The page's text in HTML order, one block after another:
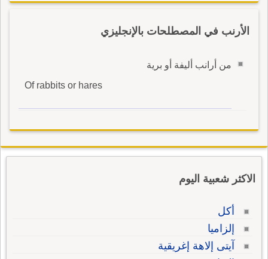
الأرنب في المصطلحات بالإنجليزي
من أرانب أليفة أو برية
Of rabbits or hares
الاكثر شعبية اليوم
أكل
إلزاميا
آيتى إلاهة إغريقية